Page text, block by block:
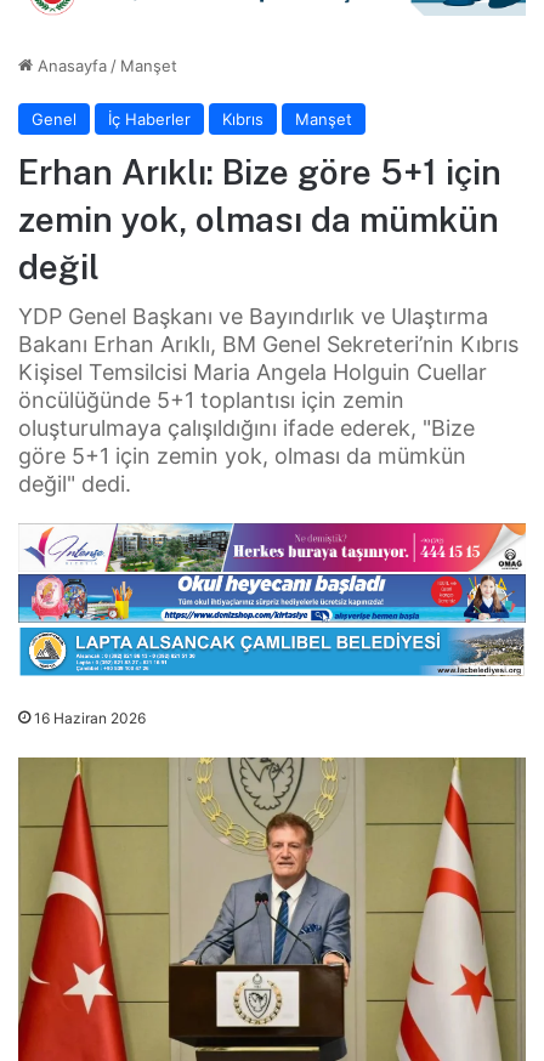
Anasayfa / Manşet
Genel İç Haberler Kıbrıs Manşet
Erhan Arıklı: Bize göre 5+1 için
zemin yok, olması da mümkün
değil
YDP Genel Başkanı ve Bayındırlık ve Ulaştırma
Bakanı Erhan Arıklı, BM Genel Sekreteri’nin Kıbrıs
Kişisel Temsilcisi Maria Angela Holguin Cuellar
öncülüğünde 5+1 toplantısı için zemin
oluşturulmaya çalışıldığını ifade ederek, "Bize
göre 5+1 için zemin yok, olması da mümkün
değil" dedi.
16 Haziran 2026